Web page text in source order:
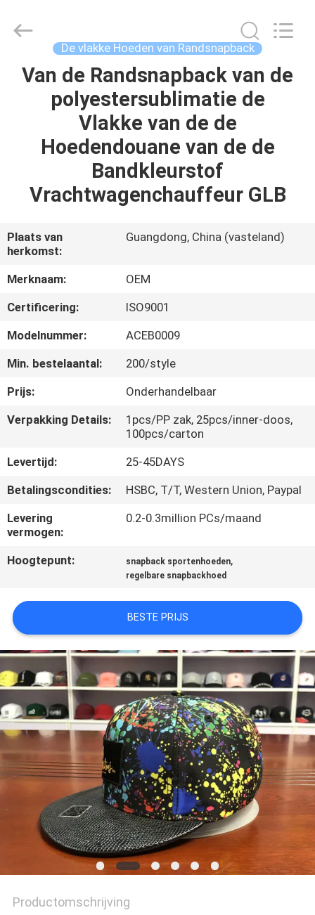
HUIS
PRODUCTEN
ONGEVEER
ONS
FABRIEKSREIS
KWALITEITSCONTROLE
ONS
NIEUWS
SITEMAP
PRIVACY
POLICY
Reserved.
De vlakke Hoeden van Randsnapback
Van de Randsnapback van de
polyestersublimatie de
Vlakke van de de
Hoedendouane van de de
Bandkleurstof
Vrachtwagenchauffeur GLB
Plaats van
herkomst:
Guangdong, China (vasteland)
Merknaam:
OEM
Certificering:
ISO9001
Modelnummer:
ACEB0009
Min. bestelaantal:
200/style
Prijs:
Onderhandelbaar
Verpakking Details:
1pcs/PP zak, 25pcs/inner-doos,
100pcs/carton
Levertijd:
25-45DAYS
Betalingscondities:
HSBC, T/T, Western Union, Paypal
Levering
vermogen:
0.2-0.3million PCs/maand
Hoogtepunt: snapback sportenhoeden,
regelbare snapbackhoed
BESTE PRIJS
Productomschrijving